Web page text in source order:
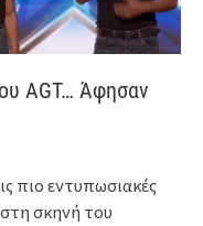
AGT… Άφησαν
πιο εντυπωσιακές
σκηνή του